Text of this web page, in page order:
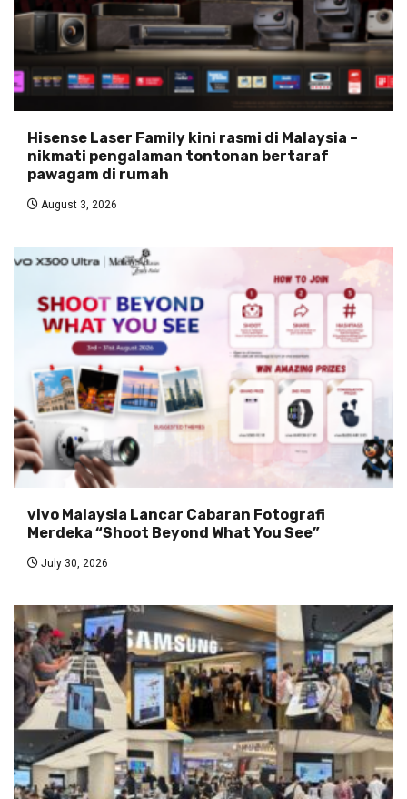
Hisense Laser Family kini rasmi di Malaysia –
nikmati pengalaman tontonan bertaraf
pawagam di rumah
August 3, 2026
vivo Malaysia Lancar Cabaran Fotografi
Merdeka “Shoot Beyond What You See”
July 30, 2026